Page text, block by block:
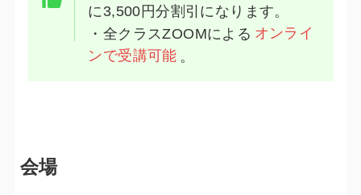
に3,500円分割引になります。
・全クラスZOOMによる オンライ
ンで受講可能 。
会場